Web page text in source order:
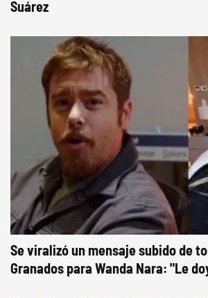
Suárez
Se viralizó un mensaje subido de
Granados para Wanda Nara: "Le